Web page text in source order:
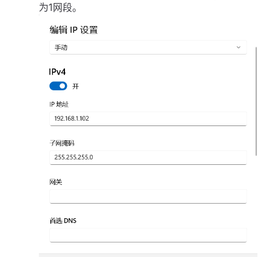
为1网段。